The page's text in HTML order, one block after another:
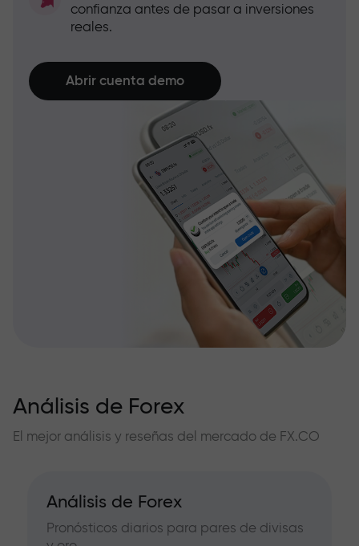
confianza antes de pasar a inversiones
reales.
Abrir cuenta demo
Análisis de Forex
El mejor análisis y reseñas del mercado de FX.CO
Análisis de Forex
Pronósticos diarios para pares de divisas